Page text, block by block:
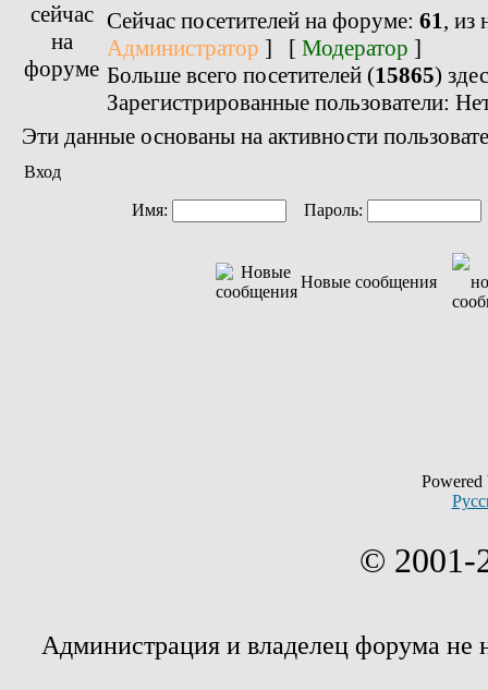
Сейчас посетителей на форуме: 61, из
Администратор ] [ Модератор ]
Больше всего посетителей (15865)
Зарегистрированные пользователи:
Эти данные основаны на активности
Вход
Имя: Пароль:
Новые сообщения
© 2001-
Администрация и владелец форума не